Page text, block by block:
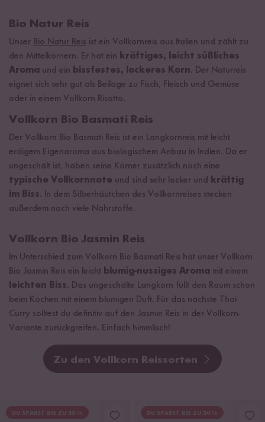
Bio Natur Reis
Unser Bio Natur Reis ist ein Vollkornreis aus Italien und zählt zu
den Mittelkörnern. Er hat ein kräftiges, leicht süßliches
Aroma und ein bissfestes, lockeres Korn. Der Naturreis
eignet sich sehr gut als Beilage zu Fisch, Fleisch und Gemüse
oder in einem Vollkorn Risotto.
Vollkorn Bio Basmati Reis
Der Vollkorn Bio Basmati Reis ist ein Langkornreis mit leicht
erdigem Eigenaroma aus biologischem Anbau in Indien. Da er
ungeschält ist, haben seine Körner zusätzlich noch eine
typische Vollkornnote und sind sehr locker und kräftig
im Biss. In dem Silberhäutchen des Vollkornreises stecken
außerdem noch viele Nährstoffe.
Vollkorn Bio Jasmin Reis
Im Unterschied zum Vollkorn Bio Basmati Reis hat unser Vollkorn
Bio Jasmin Reis ein leicht blumig-nussiges Aroma mit einem
leichten Biss. Das ungeschälte Langkorn füllt den Raum schon
beim Kochen mit einem blumigen Duft. Für das nächste Thai
Curry solltest du definitiv auf den Jasmin Reis in der Vollkorn-
Variante zurückgreifen. Einfach himmlisch!
Zu den Vollkorn Reissorten
DU SPARST BIS ZU 20 % DU SPARST BIS ZU 20 %